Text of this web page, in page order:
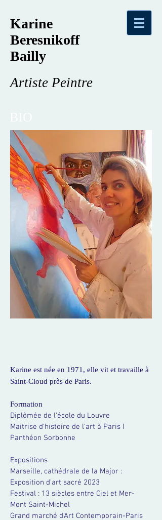
Karine
Beresnikoff
Bailly
Artiste Peintre
Karine est née en 1971, elle vit et travaille à
Saint-Cloud près de Paris.
Formation
Diplômée de l'école du Louvre
Maitrise d'histoire de l'art à Paris I
Panthéon Sorbonne
Expositions
Marseille, cathédrale de la Major :
Exposition d'art sacré 2023
Festival : 13 siècles entre Ciel et Mer-
Mont Saint-Michel
Grand marché d'Art Contemporain-Paris